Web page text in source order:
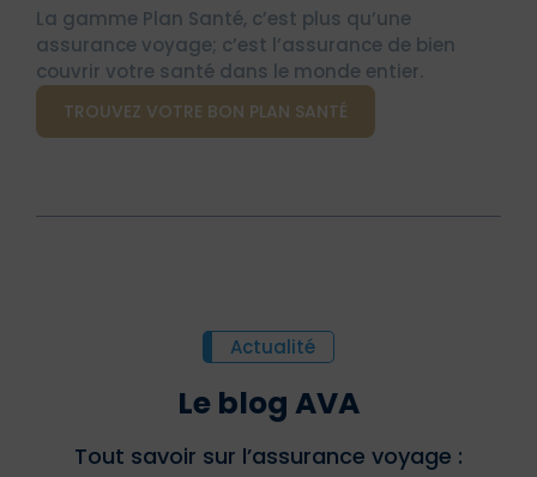
La gamme Plan Santé, c’est plus qu’une
assurance voyage; c’est l’assurance de bien
couvrir votre santé dans le monde entier.
TROUVEZ VOTRE BON PLAN SANTÉ
Actualité
Le blog AVA
Tout savoir sur l’assurance voyage :